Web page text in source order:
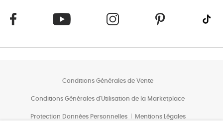
Conditions Générales de Vente
Conditions Générales d'Utilisation de la Marketplace
Protection Données Personnelles Mentions Légales